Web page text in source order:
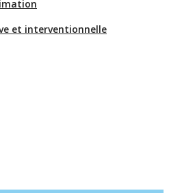
et interventionnelle